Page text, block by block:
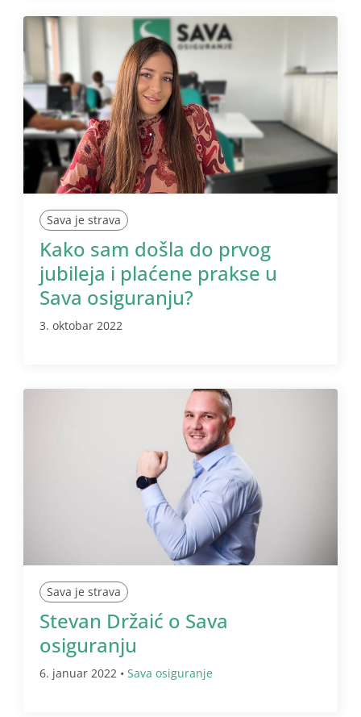
Sava je strava
Kako sam došla do prvog
jubileja i plaćene prakse u
Sava osiguranju?
3. oktobar 2022
Sava je strava
Stevan Držaić o Sava
osiguranju
6. januar 2022 • Sava osiguranje